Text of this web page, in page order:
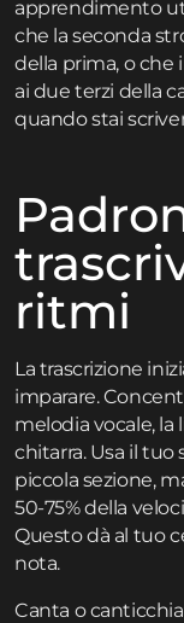
apprendimento
che la seconda
della prima, o
ai due terzi della
quando stai
ritmi
La trascrizione
imparare.
melodia vocale, la
chitarra. Usa il
piccola sezione,
50-75% della
Questo dà al tuo
nota.
Canta o